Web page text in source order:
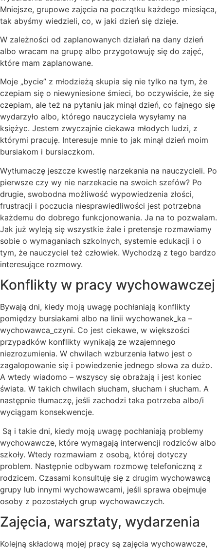
Mniejsze, grupowe zajęcia na początku każdego miesiąca,
tak abyśmy wiedzieli, co, w jaki dzień się dzieje.
W zależności od zaplanowanych działań na dany dzień
albo wracam na grupę albo przygotowuję się do zajęć,
które mam zaplanowane.
Moje „bycie” z młodzieżą skupia się nie tylko na tym, że
czepiam się o niewyniesione śmieci, bo oczywiście, że się
czepiam, ale też na pytaniu jak minął dzień, co fajnego się
wydarzyło albo, którego nauczyciela wysyłamy na
księżyc. Jestem zwyczajnie ciekawa młodych ludzi, z
którymi pracuję. Interesuje mnie to jak minął dzień moim
bursiakom i bursiaczkom.
Wytłumaczę jeszcze kwestię narzekania na nauczycieli. Po
pierwsze czy wy nie narzekacie na swoich szefów? Po
drugie, swobodna możliwość wypowiedzenia złości,
frustracji i poczucia niesprawiedliwości jest potrzebna
każdemu do dobrego funkcjonowania. Ja na to pozwalam.
Jak już wyleją się wszystkie żale i pretensje rozmawiamy
sobie o wymaganiach szkolnych, systemie edukacji i o
tym, że nauczyciel też człowiek. Wychodzą z tego bardzo
interesujące rozmowy.
Konflikty w pracy wychowawczej
Bywają dni, kiedy moją uwagę pochłaniają konflikty
pomiędzy bursiakami albo na linii wychowanek_ka –
wychowawca_czyni. Co jest ciekawe, w większości
przypadków konflikty wynikają ze wzajemnego
niezrozumienia. W chwilach wzburzenia łatwo jest o
zagalopowanie się i powiedzenie jednego słowa za dużo.
A wtedy wiadomo – wszyscy się obrażają i jest koniec
świata. W takich chwilach słucham, słucham i słucham. A
następnie tłumaczę, jeśli zachodzi taka potrzeba albo/i
wyciągam konsekwencje.
Są i takie dni, kiedy moją uwagę pochłaniają problemy
wychowawcze, które wymagają interwencji rodziców albo
szkoły. Wtedy rozmawiam z osobą, której dotyczy
problem. Następnie odbywam rozmowę telefoniczną z
rodzicem. Czasami konsultuję się z drugim wychowawcą
grupy lub innymi wychowawcami, jeśli sprawa obejmuje
osoby z pozostałych grup wychowawczych.
Zajęcia, warsztaty, wydarzenia
Kolejną składową mojej pracy są zajęcia wychowawcze,